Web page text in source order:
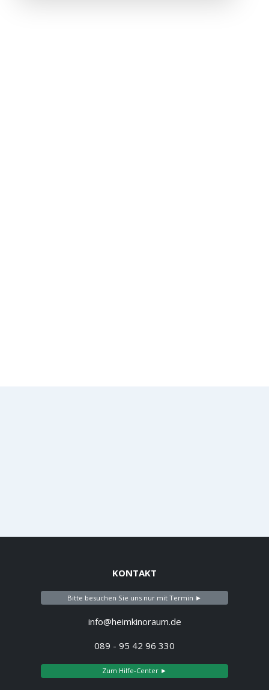
KONTAKT
Bitte besuchen Sie uns nur mit Termin ►
info@heimkinoraum.de
089 - 95 42 96 330
Zum Hilfe-Center ►